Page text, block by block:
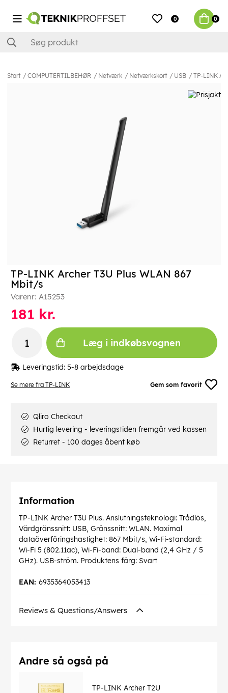
0 0
Start COMPUTERTILBEHØR Netværk Netværkskort USB TP-LINK
Se mere fra TP-LINK Gem som favorit
TP-LINK Archer T3U Plus WLAN 867
Mbit/s
Varenr: A15253
181 kr.
Læg i indkøbsvognen
Leveringstid: 5-8 arbejdsdage
Qliro Checkout
Hurtig levering - leveringstiden fremgår ved kassen
Returret - 100 dages åbent køb
Information
TP-LINK Archer T3U Plus. Anslutningsteknologi: Trådlös,
Värdgränssnitt: USB, Gränssnitt: WLAN. Maximal
dataöverföringshastighet: 867 Mbit/s, Wi-Fi-standard:
Wi-Fi 5 (802.11ac), Wi-Fi-band: Dual-band (2,4 GHz / 5
GHz). USB-ström. Produktens färg: Svart
6935364053413
EAN:
Reviews & Questions/Answers
Andre så også på
TP-LINK Archer T2U